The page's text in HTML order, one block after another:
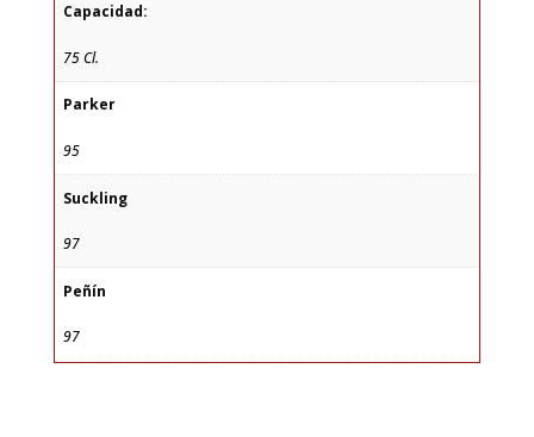
Capacidad:
75 Cl.
Parker
95
Suckling
97
Peñín
97